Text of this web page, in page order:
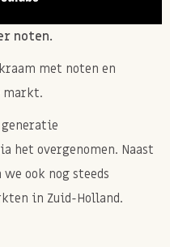
met
noten.
met noten en
markt.
generatie
het overgenomen. Naast
ook nog steeds
in Zuid-Holland.